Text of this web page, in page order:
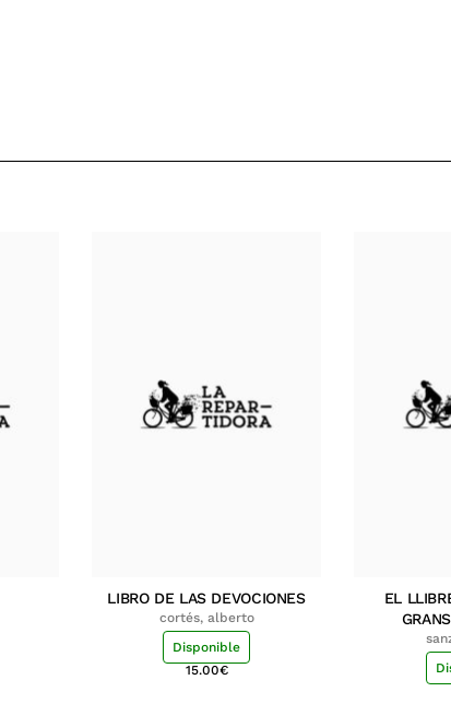
LIBRO DE LAS DEVOCIONES
cortés, alberto
Disponible
15.00€
EL